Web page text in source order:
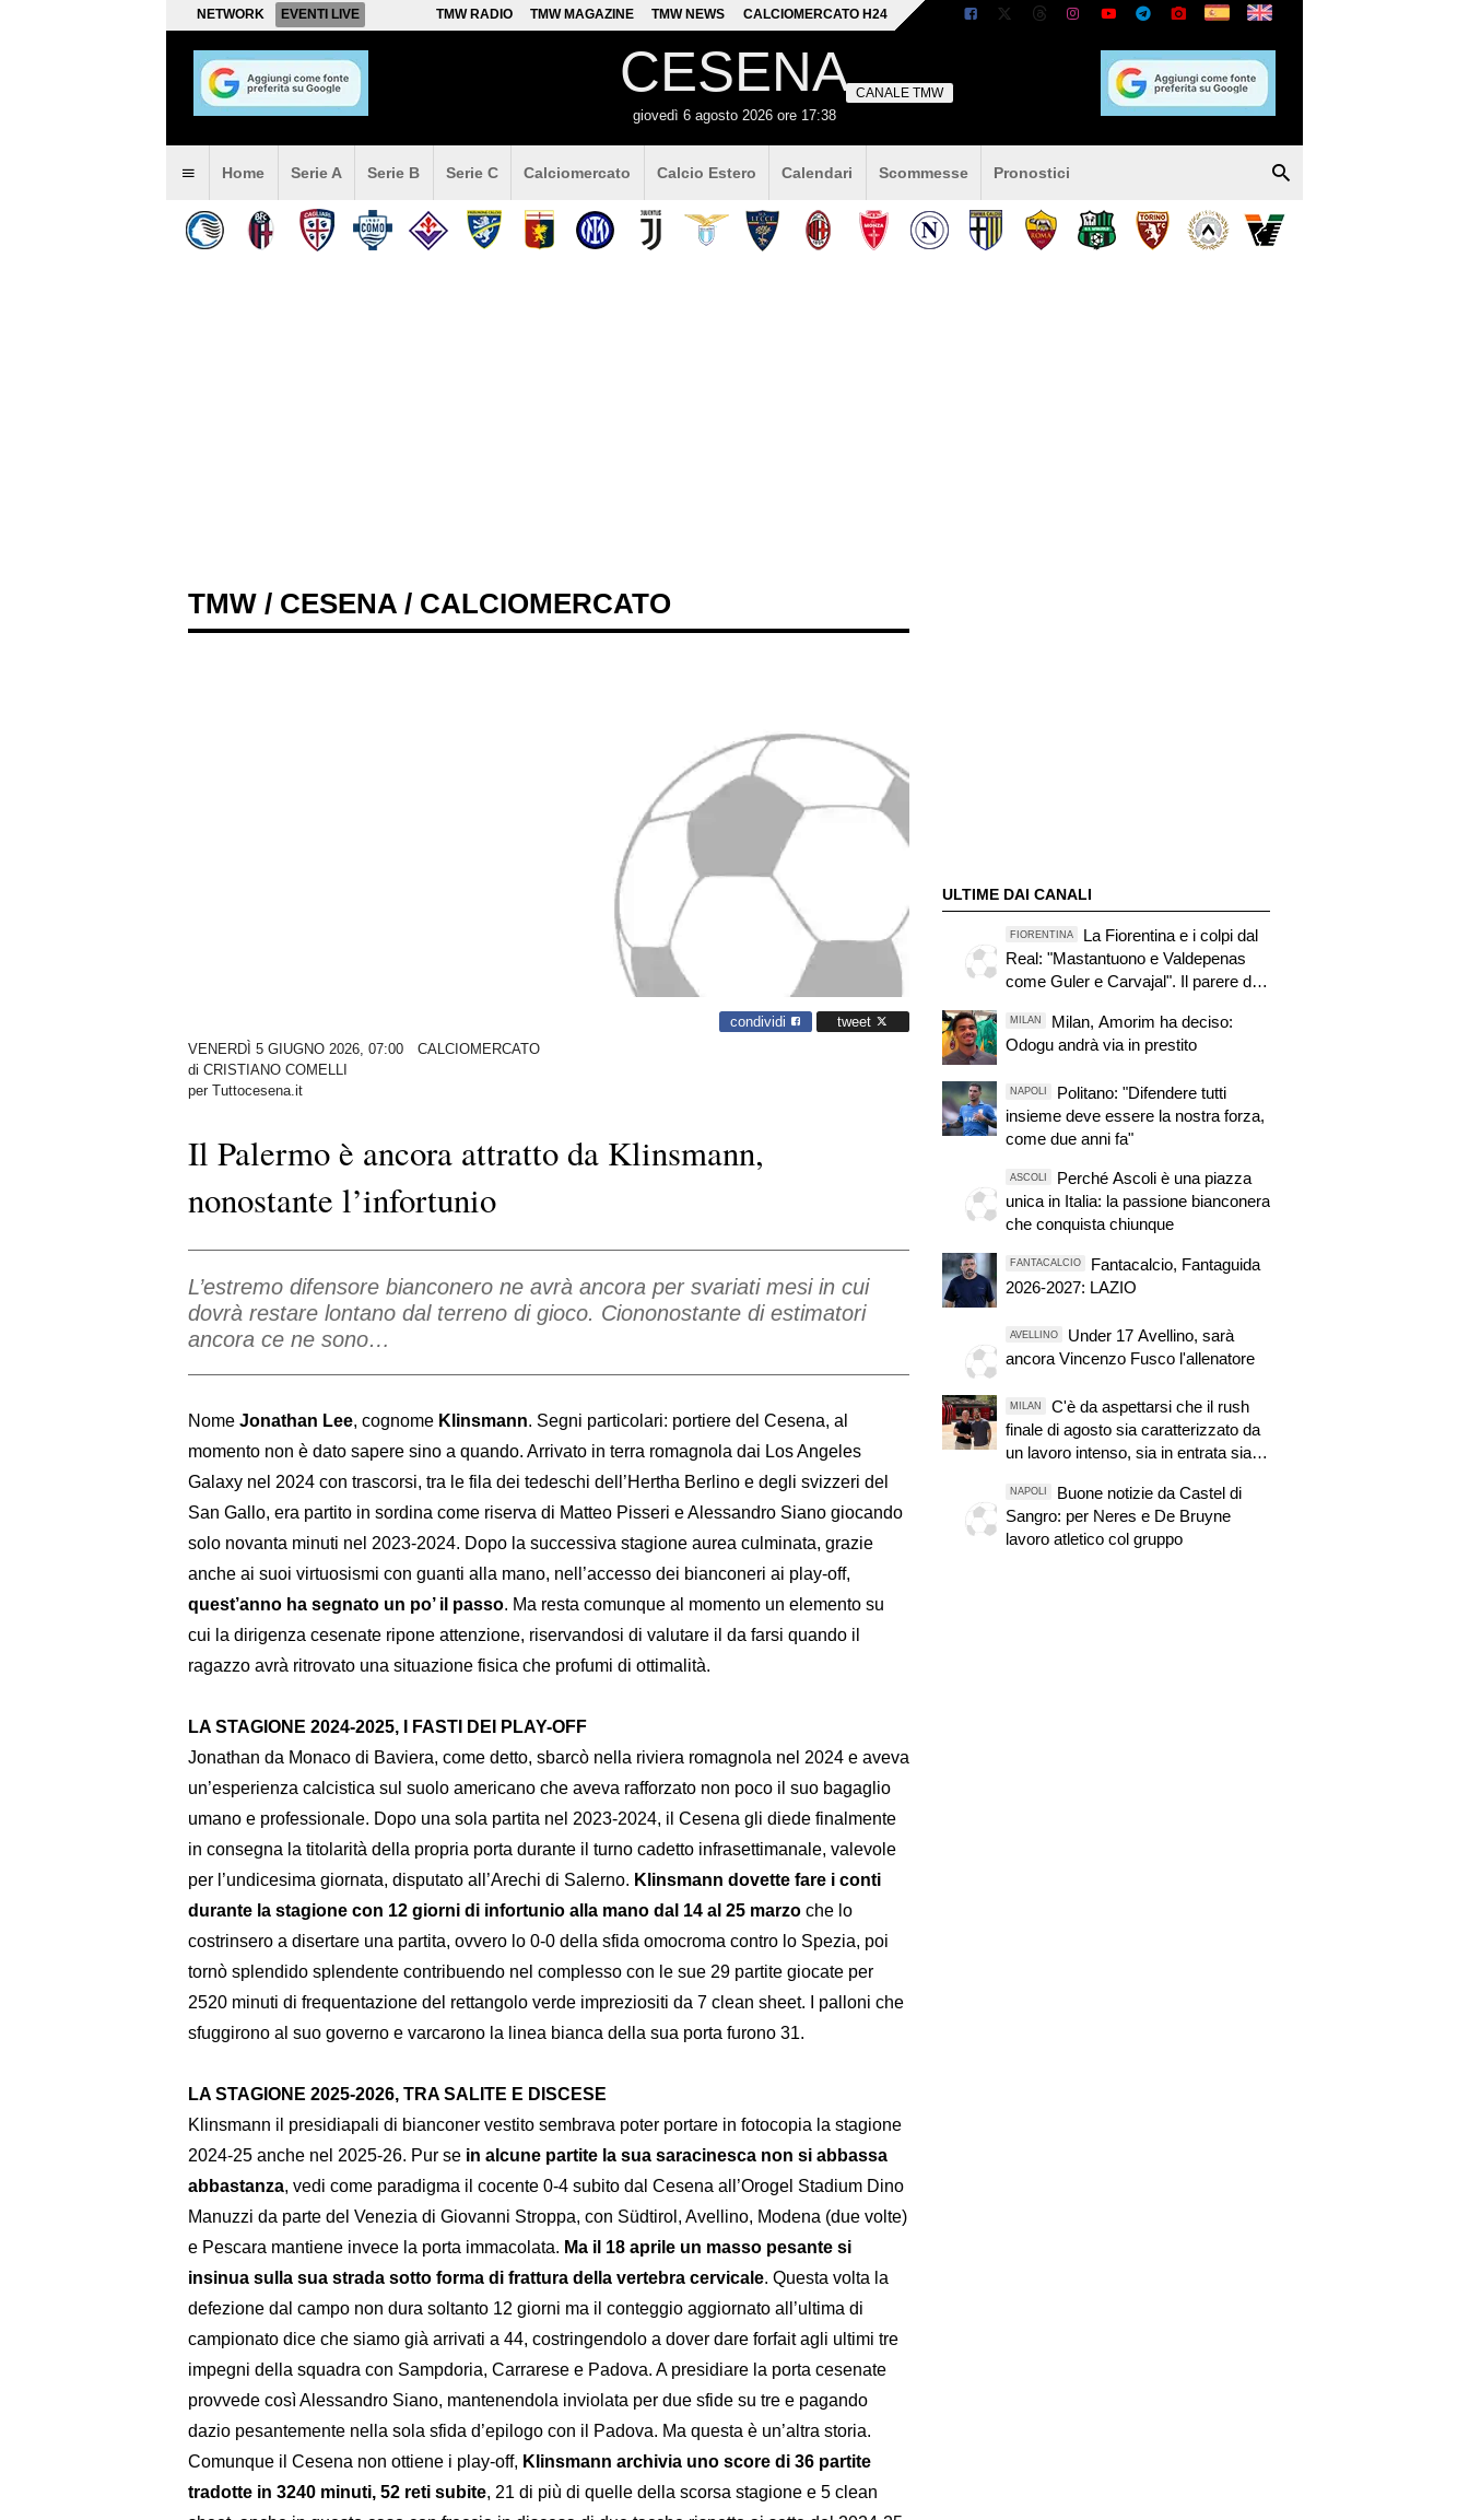
NETWORK EVENTI LIVE TMW RADIO TMW MAGAZINE TMW NEWS CALCIOMERCATO H24
CESENA
giovedì 6 agosto 2026 ore 17:38
CANALE TMW
Home Serie A Serie B Serie C Calciomercato Calcio Estero Calendari Scommesse Pronostici
TMW / CESENA / CALCIOMERCATO
condividi
tweet
VENERDÌ 5 GIUGNO 2026, 07:00
CALCIOMERCATO
di CRISTIANO COMELLI
per Tuttocesena.it
Il Palermo è ancora attratto da Klinsmann,
nonostante l’infortunio
L’estremo difensore bianconero ne avrà ancora per svariati mesi in cui
dovrà restare lontano dal terreno di gioco. Ciononostante di estimatori
ancora ce ne sono…
Nome Jonathan Lee, cognome Klinsmann. Segni particolari: portiere del Cesena, al
momento non è dato sapere sino a quando. Arrivato in terra romagnola dai Los Angeles
Galaxy nel 2024 con trascorsi, tra le fila dei tedeschi dell’Hertha Berlino e degli svizzeri del
San Gallo, era partito in sordina come riserva di Matteo Pisseri e Alessandro Siano giocando
solo novanta minuti nel 2023-2024. Dopo la successiva stagione aurea culminata, grazie
anche ai suoi virtuosismi con guanti alla mano, nell’accesso dei bianconeri ai play-off,
quest’anno ha segnato un po’ il passo. Ma resta comunque al momento un elemento su
cui la dirigenza cesenate ripone attenzione, riservandosi di valutare il da farsi quando il
ragazzo avrà ritrovato una situazione fisica che profumi di ottimalità.
LA STAGIONE 2024-2025, I FASTI DEI PLAY-OFF
Jonathan da Monaco di Baviera, come detto, sbarcò nella riviera romagnola nel 2024 e aveva
un’esperienza calcistica sul suolo americano che aveva rafforzato non poco il suo bagaglio
umano e professionale. Dopo una sola partita nel 2023-2024, il Cesena gli diede finalmente
in consegna la titolarità della propria porta durante il turno cadetto infrasettimanale, valevole
per l’undicesima giornata, disputato all’Arechi di Salerno. Klinsmann dovette fare i conti
durante la stagione con 12 giorni di infortunio alla mano dal 14 al 25 marzo che lo
costrinsero a disertare una partita, ovvero lo 0-0 della sfida omocroma contro lo Spezia, poi
tornò splendido splendente contribuendo nel complesso con le sue 29 partite giocate per
2520 minuti di frequentazione del rettangolo verde impreziositi da 7 clean sheet. I palloni che
sfuggirono al suo governo e varcarono la linea bianca della sua porta furono 31.
LA STAGIONE 2025-2026, TRA SALITE E DISCESE
Klinsmann il presidiapali di bianconer vestito sembrava poter portare in fotocopia la stagione
2024-25 anche nel 2025-26. Pur se in alcune partite la sua saracinesca non si abbassa
abbastanza, vedi come paradigma il cocente 0-4 subito dal Cesena all’Orogel Stadium Dino
Manuzzi da parte del Venezia di Giovanni Stroppa, con Südtirol, Avellino, Modena (due volte)
e Pescara mantiene invece la porta immacolata. Ma il 18 aprile un masso pesante si
insinua sulla sua strada sotto forma di frattura della vertebra cervicale. Questa volta la
defezione dal campo non dura soltanto 12 giorni ma il conteggio aggiornato all’ultima di
campionato dice che siamo già arrivati a 44, costringendolo a dover dare forfait agli ultimi tre
impegni della squadra con Sampdoria, Carrarese e Padova. A presidiare la porta cesenate
provvede così Alessandro Siano, mantenendola inviolata per due sfide su tre e pagando
dazio pesantemente nella sola sfida d’epilogo con il Padova. Ma questa è un’altra storia.
Comunque il Cesena non ottiene i play-off, Klinsmann archivia uno score di 36 partite
tradotte in 3240 minuti, 52 reti subite, 21 di più di quelle della scorsa stagione e 5 clean
ULTIME DAI CANALI
FIORENTINA
La Fiorentina e i colpi dal
Real: "Mastantuono e Valdepenas
come Guler e Carvajal". Il parere di
MILAN
Milan, Amorim ha deciso:
Odogu andrà via in prestito
NAPOLI
Politano: "Difendere tutti
insieme deve essere la nostra forza,
come due anni fa"
ASCOLI
Perché Ascoli è una piazza
unica in Italia: la passione bianconera
che conquista chiunque
FANTACALCIO
Fantacalcio, Fantaguida
2026-2027: LAZIO
AVELLINO
Under 17 Avellino, sarà
ancora Vincenzo Fusco l'allenatore
MILAN
C'è da aspettarsi che il rush
finale di agosto sia caratterizzato da
un lavoro intenso, sia in entrata sia in
NAPOLI
Buone notizie da Castel di
Sangro: per Neres e De Bruyne
lavoro atletico col gruppo